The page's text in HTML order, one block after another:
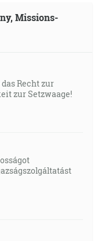
Missions-
Recht zur
zur Setzwaage!